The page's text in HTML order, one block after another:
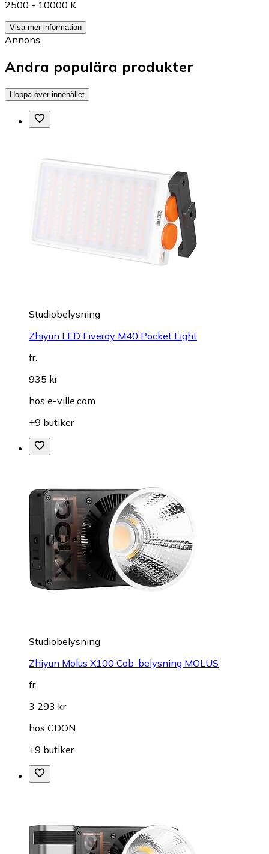
2500 - 10000 K
Visa mer information
Annons
Andra populära produkter
Hoppa över innehållet
Studiobelysning
Zhiyun LED Fiveray M40 Pocket Light
fr.
935 kr
hos e-ville.com
+9 butiker
Studiobelysning
Zhiyun Molus X100 Cob-belysning MOLUS
fr.
3 293 kr
hos CDON
+9 butiker